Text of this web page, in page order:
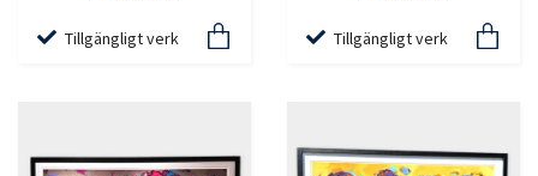
Tillgängligt verk Tillgängligt verk